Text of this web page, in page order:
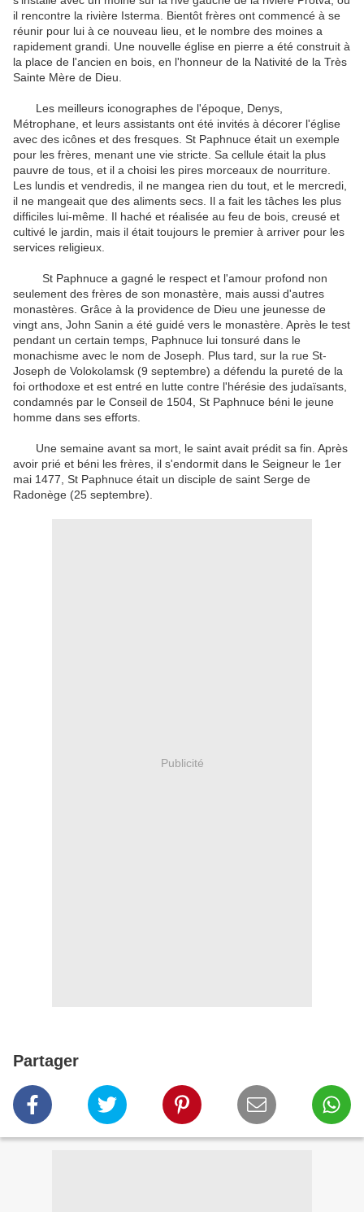
il rencontre la rivière Isterma Bientôt frères ont commencé à se
réunir pour lui à ce nouveau lieu et le nombre des moines a
rapidement grandi Une nouvelle église en pierre a été construit à
la place de l'ancien en bois en l'honneur de la Nativité de la Très
Sainte Mère de Dieu
Les meilleurs iconographes de l'époque Denys
Métrophane et leurs assistants ont été invités à décorer l'église
avec des icônes et des fresques St Paphnuce était un exemple
pour les frères , menant une vie stricte Sa cellule était la plus
pauvre de tous, et il a choisi les pires morceaux de nourriture
Les lundis et vendredis , il ne mangea rien du tout et le mercredi
il ne mangeait que des aliments secs Il a fait les tâches les plus
difficiles lui-même Il haché et réalisée au feu de bois creusé et
cultivé le jardin , mais il était toujours le premier à arriver pour les
services religieux
St Paphnuce a gagné le respect et l'amour profond non
seulement des frères de son monastère mais aussi d'autres
monastères Grâce à la providence de Dieu une jeunesse de
vingt ans John Sanin a été guidé vers le monastère Après le test
pendant un certain temps Paphnuce lui tonsuré dans le
monachisme avec le nom de Joseph Plus tard, sur la rue St-
Joseph de Volokolamsk (9 septembre) a défendu la pureté de la
foi orthodoxe et est entré en lutte contre l'hérésie des judaïsants
condamnés par le Conseil de 1504, St Paphnuce béni le jeune
homme dans ses efforts
Une semaine avant sa mort , le saint avait prédit sa fin Après
avoir prié et béni les frères , il s'endormit dans le Seigneur le 1er
mai 1477, St Paphnuce était un disciple de saint Serge de
Radonège (25 septembre)
Publicité
Partager